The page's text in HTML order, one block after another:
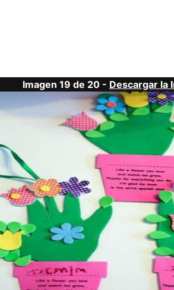
Imagen 19 de 20 - Descargar la